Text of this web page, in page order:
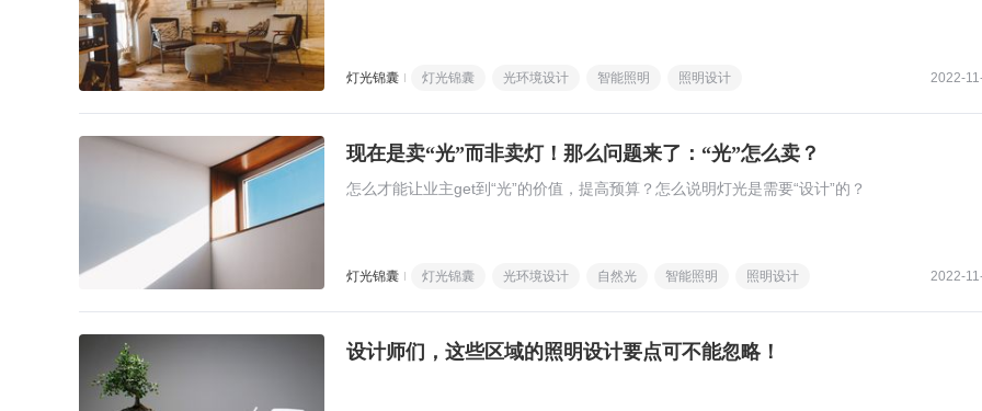
灯光锦囊 灯光锦囊 光环境设计 智能照明 照明设计 2022-
现在是卖“光”而非卖灯！那么问题来了：“光”怎么卖？
怎么才能让业主get到“光”的价值，提高预算？怎么说明灯光是需要“设计”的？
灯光锦囊 灯光锦囊 光环境设计 自然光 智能照明 照明设计 2022-
设计师们，这些区域的照明设计要点可不能忽略！